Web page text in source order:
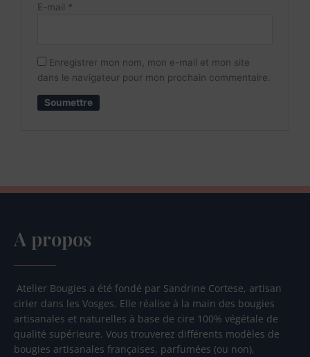
E-mail *
Enregistrer mon nom, mon e-mail et mon site
dans le navigateur pour mon prochain commentaire.
A propos
Atelier Bougies a été fondé par Sandrine Cortese, artisan
cirier dans les Vosges. Elle réalise à la main des bougies
artisanales et naturelles à base de cire 100% végétale de
qualité supérieure. Vous trouverez différents modèles de
bougies artisanales françaises, parfumées (ou non),